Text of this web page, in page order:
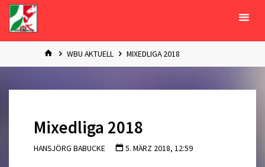
Zum
Inhalt
springen
STARTWBU AKTUELL MIXEDLIGA 2018
Mixedliga 2018
HANSJÖRG BABUCKE 5. MÄRZ 2018, 12:59